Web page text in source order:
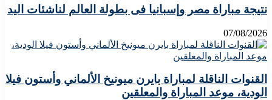
نتيجة مباراة مصر وإسبانيا فى بطولة العالم لناشئات اليد
07/08/2026
القنوات الناقلة لمباراة بايرن ميونيخ الألماني وأستون فيلا
الودية، موعد المباراة والمعلقين